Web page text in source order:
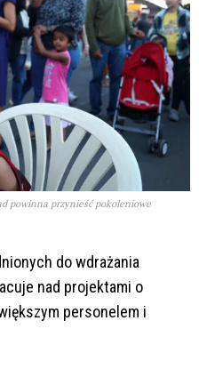
powinna przynieść pokoleniowe
do wdrażania
nad projektami o
personelem i